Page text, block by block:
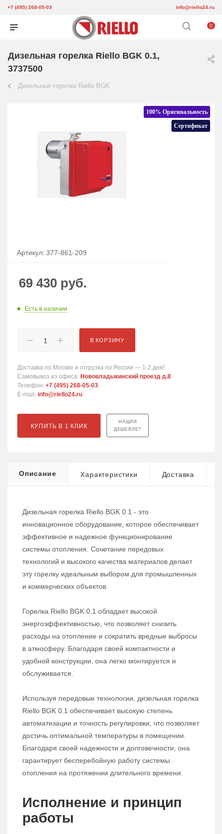
+7 (495) 268-05-03 info@riello24.ru
0
Дизельная горелка Riello BGK 0.1,
3737500
Дизельные горелки Riello BGK
100% Оригинальность
Сертификат
Артикул: 377-861-209
69 430 руб.
Есть в наличии
В КОРЗИНУ
Доставка по Москве и отгрузка по России — 1-2 дня!
Самовывоз из офиса: Нововладыкинский проезд д.8
Телефон: +7 (495) 268-05-03
E-mail: info@riello24.ru
КУПИТЬ В 1 КЛИК
НАШЛИ
ДЕШЕВЛЕ?
Описание Характеристики Доставка
Дизельная горелка Riello BGK 0.1 - это
инновационное оборудование, которое обеспечивает
эффективное и надежное функционирование
системы отопления. Сочетание передовых
технологий и высокого качества материалов делает
эту горелку идеальным выбором для промышленных
и коммерческих объектов.
Горелка Riello BGK 0.1 обладает высокой
энергоэффективностью, что позволяет снизить
расходы на отопление и сократить вредные выбросы
в атмосферу. Благодаря своей компактности и
удобной конструкции, она легко монтируется и
обслуживается.
Используя передовые технологии, дизельная горелка
Riello BGK 0.1 обеспечивает высокую степень
автоматизации и точность регулировки, что позволяет
достичь оптимальной температуры в помещении.
Благодаря своей надежности и долговечности, она
гарантирует бесперебойную работу системы
отопления на протяжении длительного времени.
Исполнение и принцип
работы